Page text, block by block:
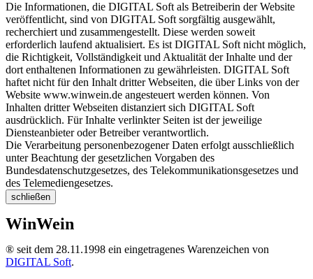
Die Informationen, die DIGITAL Soft als Betreiberin der Website
veröffentlicht, sind von DIGITAL Soft sorgfältig ausgewählt,
recherchiert und zusammengestellt. Diese werden soweit
erforderlich laufend aktualisiert. Es ist DIGITAL Soft nicht möglich,
die Richtigkeit, Vollständigkeit und Aktualität der Inhalte und der
dort enthaltenen Informationen zu gewährleisten. DIGITAL Soft
haftet nicht für den Inhalt dritter Webseiten, die über Links von der
Website www.winwein.de angesteuert werden können. Von
Inhalten dritter Webseiten distanziert sich DIGITAL Soft
ausdrücklich. Für Inhalte verlinkter Seiten ist der jeweilige
Diensteanbieter oder Betreiber verantwortlich.
Die Verarbeitung personenbezogener Daten erfolgt ausschließlich
unter Beachtung der gesetzlichen Vorgaben des
Bundesdatenschutzgesetzes, des Telekommunikationsgesetzes und
des Telemediengesetzes.
schließen
WinWein
® seit dem 28.11.1998 ein eingetragenes Warenzeichen von
DIGITAL Soft.